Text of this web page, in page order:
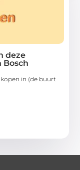
deze
Bosch
in (de buurt